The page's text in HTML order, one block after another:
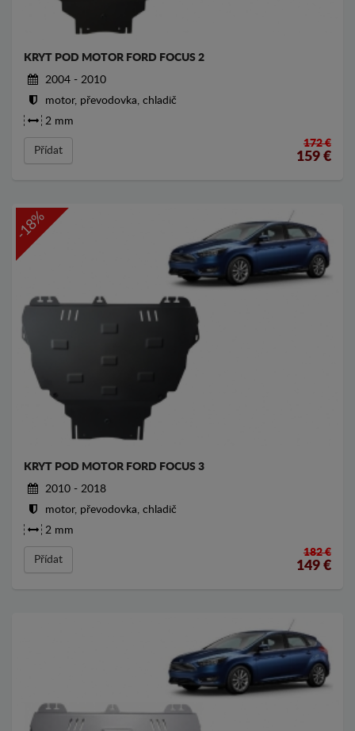
KRYT POD MOTOR FORD FOCUS 2
2004 - 2010
motor, převodovka, chladič
2 mm
Přídat
172 €
159 €
-18%
KRYT POD MOTOR FORD FOCUS 3
2010 - 2018
motor, převodovka, chladič
2 mm
Přídat
182 €
149 €